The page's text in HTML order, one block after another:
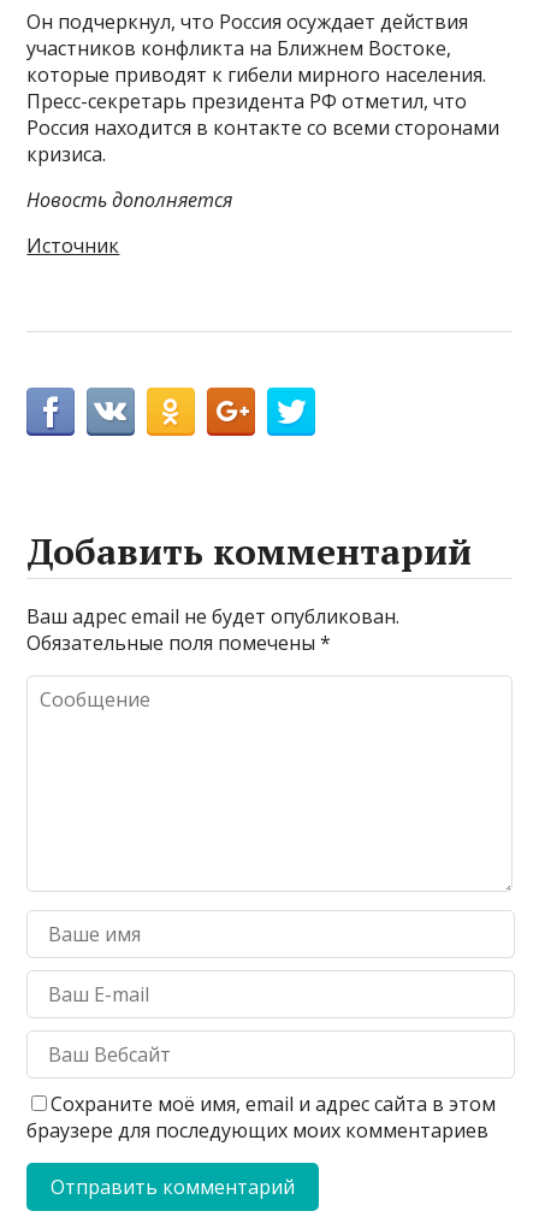
Он подчеркнул, что Россия осуждает действия
участников конфликта на Ближнем Востоке,
которые приводят к гибели мирного населения.
Пресс-секретарь президента РФ отметил, что
Россия находится в контакте со всеми сторонами
кризиса.
Новость дополняется
Источник
Добавить комментарий
Ваш адрес email не будет опубликован.
Обязательные поля помечены*
Сохраните моё имя, email и адрес сайта в этом
браузере для последующих моих комментариев